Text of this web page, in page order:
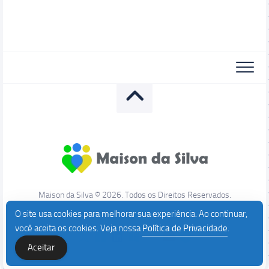
Maison da Silva © 2026. Todos os Direitos Reservados.
O site usa cookies para melhorar sua experiência. Ao continuar,
você aceita os cookies. Veja nossaPolítica de Privacidade.
Aceitar